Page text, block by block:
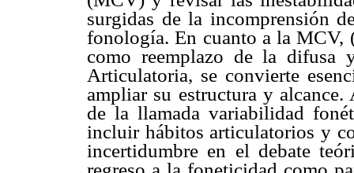
surgidas de la incomprensión
fonología. En cuanto a la MCV,
como reemplazo de la difusa
Articulatoria, se convierte
ampliar su estructura y alcance.
de la llamada variabilidad
incluir hábitos articulatorios y
incertidumbre en el debate